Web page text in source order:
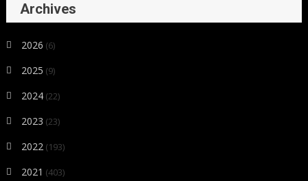
Archives
2026 (6)
2025 (9)
2024 (22)
2023 (23)
2022 (193)
2021 (403)